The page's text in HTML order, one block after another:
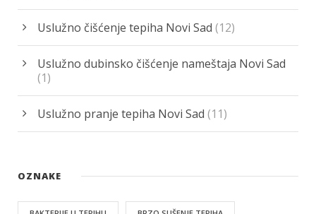
Uslužno čišćenje tepiha Novi Sad (12)
Uslužno dubinsko čišćenje nameštaja Novi Sad
(1)
Uslužno pranje tepiha Novi Sad (11)
OZNAKE